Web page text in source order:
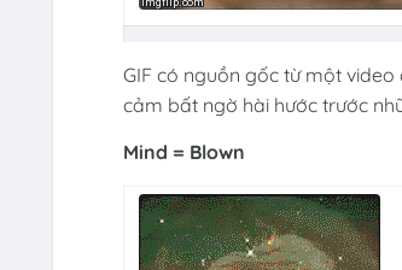
GIF có nguồn gốc từ một
cảm bất ngờ hài hước trước
Mind = Blown